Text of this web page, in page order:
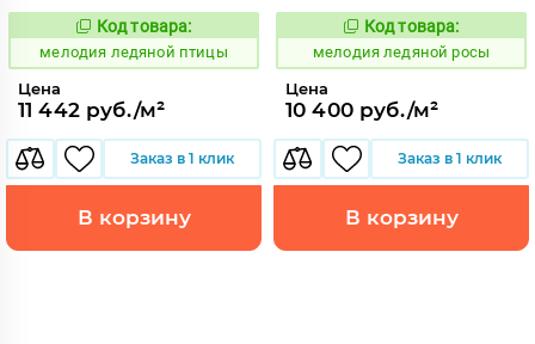
958823
Код товара:
мелодия ледяной птицы
Цена
11 442 руб./м²
Заказ в 1 клик
В корзину
958832
Код товара:
мелодия ледяной росы
Цена
10 400 руб./м²
Заказ в 1 клик
В корзину